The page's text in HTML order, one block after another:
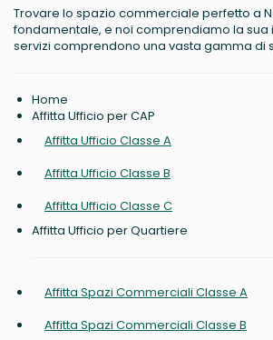
Trovare lo spazio commerciale perfetto a
fondamentale, e noi comprendiamo la sua
servizi comprendono una vasta gamma di
Home
Affitta Ufficio per CAP
Affitta Ufficio Classe A
Affitta Ufficio Classe B
Affitta Ufficio Classe C
Affitta Ufficio per Quartiere
Affitta Spazi Commerciali Classe A
Affitta Spazi Commerciali Classe B